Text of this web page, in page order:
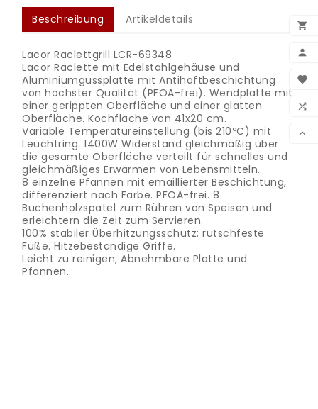





Beschreibung Artikeldetails
Lacor Raclettgrill LCR-69348
Lacor Raclette mit Edelstahlgehäuse und
Aluminiumgussplatte mit Antihaftbeschichtung
von höchster Qualität (PFOA-frei). Wendplatte mit
einer gerippten Oberfläche und einer glatten
Oberfläche. Kochfläche von 41x20 cm.
Variable Temperatureinstellung (bis 210ºC) mit
Leuchtring. 1400W Widerstand gleichmäßig über
die gesamte Oberfläche verteilt für schnelles und
gleichmäßiges Erwärmen von Lebensmitteln.
8 einzelne Pfannen mit emaillierter Beschichtung,
differenziert nach Farbe. PFOA-frei. 8
Buchenholzspatel zum Rühren von Speisen und
erleichtern die Zeit zum Servieren.
100% stabiler Überhitzungsschutz: rutschfeste
Füße. Hitzebeständige Griffe.
Leicht zu reinigen; Abnehmbare Platte und
Pfannen.